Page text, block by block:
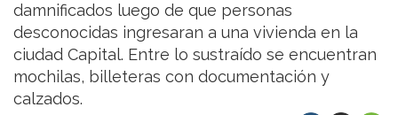
damnificados luego de que personas
desconocidas ingresaran a una vivienda en la
ciudad Capital. Entre lo sustraído se encuentran
mochilas, billeteras con documentación y
calzados.